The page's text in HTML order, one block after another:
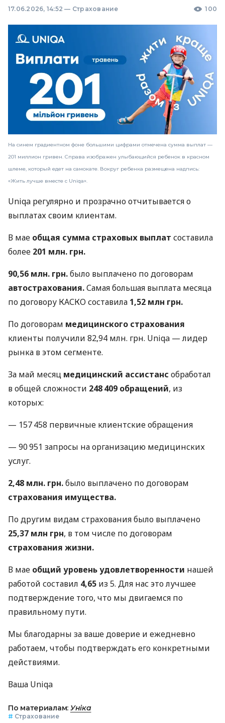
17.06.2026, 14:52 — Страхование 100
На синем градиентном фоне большими цифрами отмечена сумма выплат —
201 миллион гривен. Справа изображен улыбающийся ребенок в красном
шлеме, который едет на самокате. Вокруг ребенка размещена надпись:
«Жить лучше вместе с Uniqa».
Uniqa регулярно и прозрачно отчитывается о
выплатах своим клиентам.
В мае общая сумма страховых выплат составила
более 201 млн. грн.
90,56 млн. грн.было выплачено по договорам
автострахования.Самая большая выплата месяца
по договору КАСКО составила 1,52 млн грн.
По договорам медицинского страхования
клиенты получили 82,94 млн. грн. Uniqa — лидер
рынка в этом сегменте.
За май месяц медицинский ассистанс обработал
в общей сложности 248 409 обращений, из
которых:
— 157 458 первичные клиентские обращения
— 90 951 запросы на организацию медицинских
услуг.
2,48 млн. грн.было выплачено по договорам
страхования имущества.
По другим видам страхования было выплачено
25,37 млн ​​грн, в том числе по договорам
страхования жизни.
В мае общий уровень удовлетворенности нашей
работой составил 4,65 из 5. Для нас это лучшее
подтверждение того, что мы двигаемся по
правильному пути.
Мы благодарны за ваше доверие и ежедневно
работаем, чтобы подтверждать его конкретными
действиями.
Ваша Uniqa
По материалам: Уніка
# Страхование